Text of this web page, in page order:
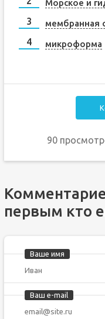
Морское и
мембранная
микроформа
90
первым кто
Ваше имя
Ваш e-mail